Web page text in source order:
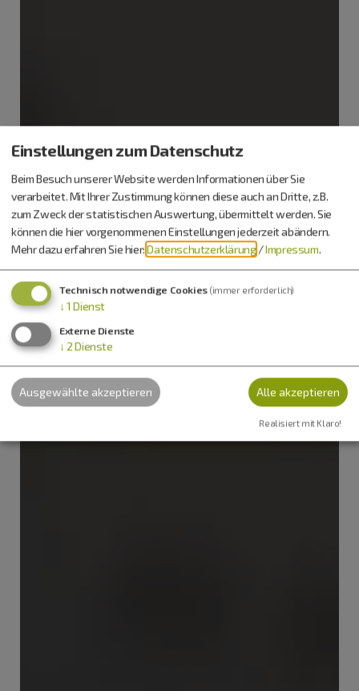
Einstellungen zum Datenschutz
Beim Besuch unserer Website werden Informationen über Sie
verarbeitet. Mit Ihrer Zustimmung können diese auch an Dritte, z.B.
zum Zweck der statistischen Auswertung, übermittelt werden. Sie
können die hier vorgenommenen Einstellungen jederzeit abändern.
Mehr dazu erfahren Sie hier:Datenschutzerklärung /Impressum.
Technisch notwendige Cookies (immer erforderlich)
↓ 1 Dienst
Externe Dienste
↓ 2 Dienste
Ausgewählte akzeptieren Alle akzeptieren
Realisiert mit Klaro!